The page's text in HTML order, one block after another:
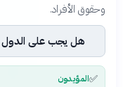
وحقوق الأفراد.
هل يجب على الدول
✅المؤيدون